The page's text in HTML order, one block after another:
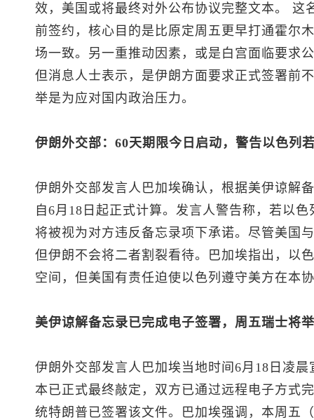
效，美国或将最终对外公布协议完整文本。 这
前签约，核心目的是比原定周五更早打通霍尔
场一致。另一重推动因素，或是白宫面临要求
但消息人士表示，是伊朗方面要求正式签署前
举是为应对国内政治压力。
伊朗外交部：60天期限今日启动，警告以色列
伊朗外交部发言人巴加埃确认，根据美伊谅解
自6月18日起正式计算。发言人警告称，若以
将被视为对方违反备忘录项下承诺。尽管美国
但伊朗不会将二者割裂看待。巴加埃指出，以
空间，但美国有责任迫使以色列遵守美方在本
美伊谅解备忘录已完成电子签署，周五瑞士将
伊朗外交部发言人巴加埃当地时间6月18日凌
本已正式最终敲定，双方已通过远程电子方式
统特朗普已签署该文件。巴加埃强调，本周五